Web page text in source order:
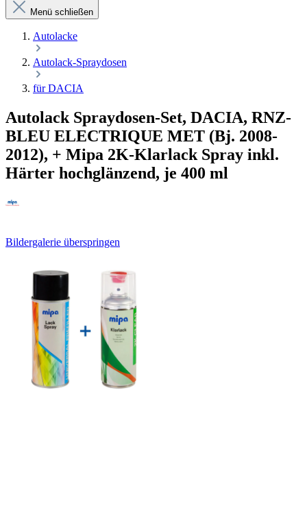
Menü schließen
Autolacke
Autolack-Spraydosen
für DACIA
Autolack Spraydosen-Set, DACIA, RNZ-
BLEU ELECTRIQUE MET (Bj. 2008-
2012), + Mipa 2K-Klarlack Spray inkl.
Härter hochglänzend, je 400 ml
Bildergalerie überspringen